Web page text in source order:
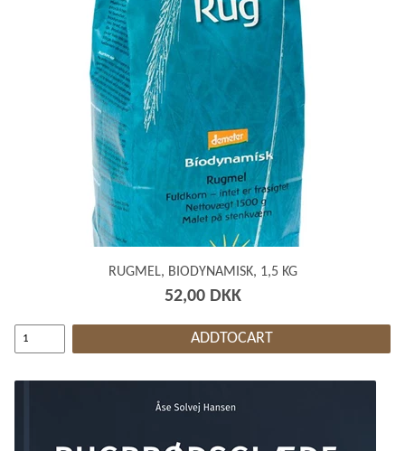
RUGMEL, BIODYNAMISK, 1,5 KG
52,00 DKK
ADDTOCART